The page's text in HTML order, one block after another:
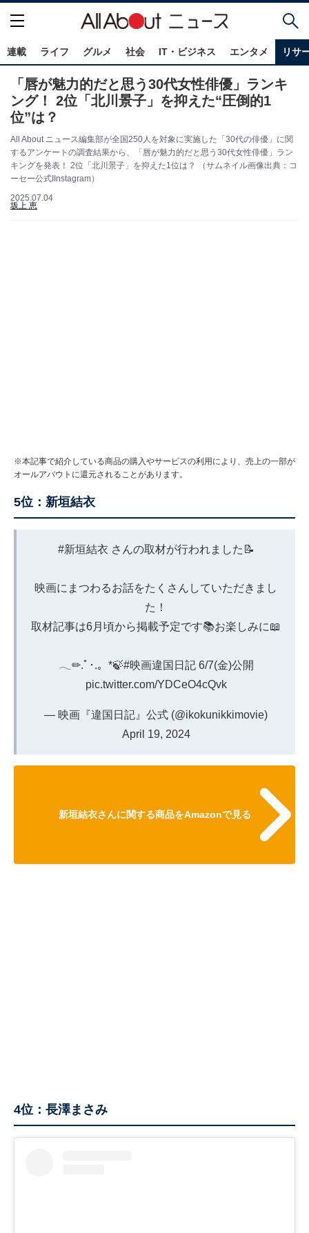
連載 ライフ グルメ 社会 IT・ビジネス エンタメ リサ
「唇が魅力的だと思う30代女性俳優」ランキ
ング！ 2位「北川景子」を抑えた“圧倒的1
位”は？
All About ニュース編集部が全国250人を対象に実施した「30代の俳優」に関
するアンケートの調査結果から、「唇が魅力的だと思う30代女性俳優」ラン
キングを発表！ 2位「北川景子」を抑えた1位は？ （サムネイル画像出典：コ
ーセー公式IInstagram）
2025.07.04
坂上 恵
※本記事で紹介している商品の購入やサービスの利用により、売上の一部が
オールアバウトに還元されることがあります。
5位：新垣結衣
#新垣結衣 さんの取材が行われました📝
映画にまつわるお話をたくさんしていただきまし
た！
取材記事は6月頃から掲載予定です📚お楽しみに📖
𓂃✏.ﾟ･.。*🍃#映画違国日記6/7(金)公開
pic.twitter.com/YDCeO4cQvk
— 映画『違国日記』公式 (@ikokunikkimovie)
April 19, 2024
新垣結衣さんに関する商品をAmazonで見る
4位：長澤まさみ